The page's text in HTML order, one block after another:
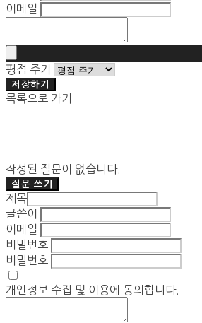
이메일
평점 주기
저장하기
목록으로 가기
작성된 질문이 없습니다.
질문 쓰기
제목
글쓴이
이메일
비밀번호
비밀번호
개인정보 수집 및 이용에 동의합니다.